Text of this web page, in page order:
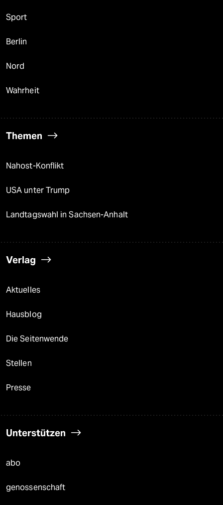
Sport
Berlin
Nord
Wahrheit
Themen
Nahost-Konflikt
USA unter Trump
Landtagswahl in Sachsen-Anhalt
Verlag
Aktuelles
Hausblog
Die Seitenwende
Stellen
Presse
Unterstützen
abo
genossenschaft